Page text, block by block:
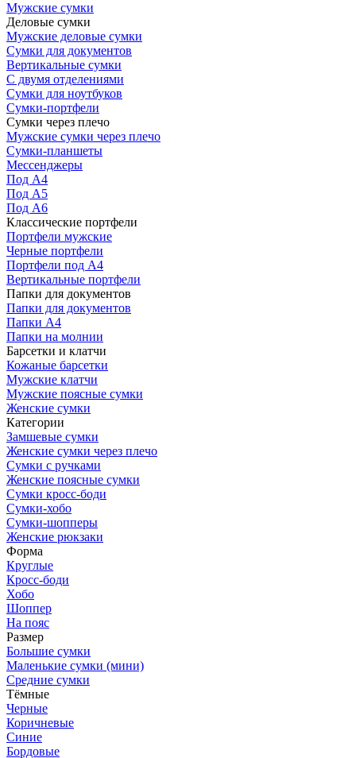
Мужские сумки
Деловые сумки
Мужские деловые сумки
Сумки для документов
Вертикальные сумки
С двумя отделениями
Сумки для ноутбуков
Сумки-портфели
Сумки через плечо
Мужские сумки через плечо
Сумки-планшеты
Мессенджеры
Под А4
Под А5
Под А6
Классические портфели
Портфели мужские
Черные портфели
Портфели под А4
Вертикальные портфели
Папки для документов
Папки для документов
Папки А4
Папки на молнии
Барсетки и клатчи
Кожаные барсетки
Мужские клатчи
Мужские поясные сумки
Женские сумки
Категории
Замшевые сумки
Женские сумки через плечо
Сумки с ручками
Женские поясные сумки
Сумки кросс-боди
Сумки-хобо
Сумки-шопперы
Женские рюкзаки
Форма
Круглые
Кросс-боди
Хобо
Шоппер
На пояс
Размер
Большие сумки
Маленькие сумки (мини)
Средние сумки
Тёмные
Черные
Коричневые
Синие
Бордовые